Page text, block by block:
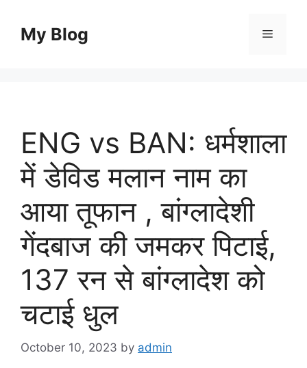
contentMy Blog Menu
ENG vs BAN: धर्मशाला
में डेविड मलान नाम का
आया तूफान , बांग्लादेशी
गेंदबाज की जमकर पिटाई,
137 रन से बांग्लादेश को
चटाई धुल
October 10, 2023 by admin